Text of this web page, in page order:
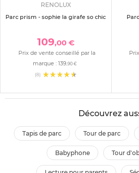
RENOLUX
Parc prism - sophie la girafe so chic
109,00 €
Prix de vente conseillé par la
marque : 139 ,90 €
(8)
Découvrez
tapis de parc tour de parc
babyphone tour